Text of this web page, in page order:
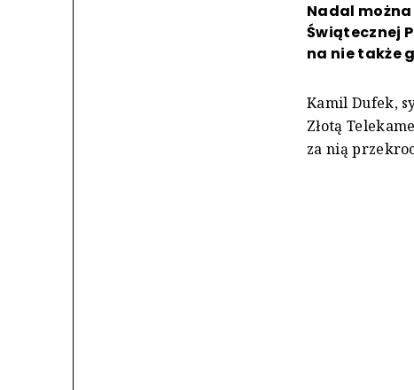
Nadal
Świątecznej
na nie także
Kamil Dufek,
Złotą
za nią